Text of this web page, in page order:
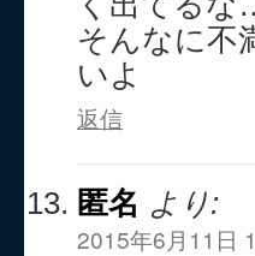
そんなに不
いよ
返信
匿名 より:
2015年6月11日